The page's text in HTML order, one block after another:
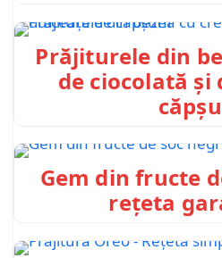
Prăjiturele din
de ciocolată și
Gem din fructe
rețeta